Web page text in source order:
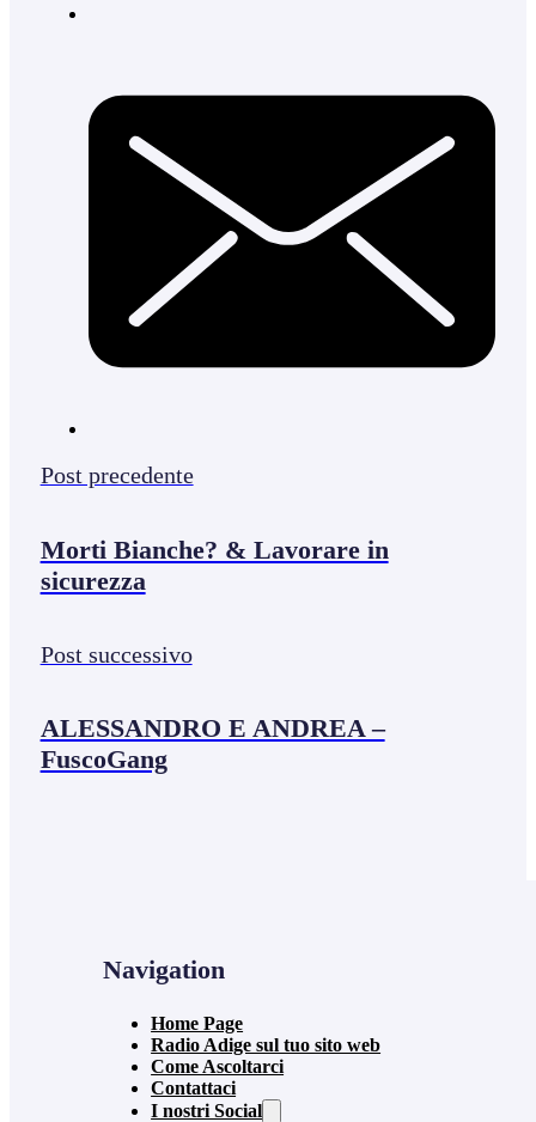
Post precedente
Morti Bianche? & Lavorare in
sicurezza
Post successivo
ALESSANDRO E ANDREA –
FuscoGang
Navigation
Home Page
Radio Adige sul tuo sito web
Come Ascoltarci
Contattaci
I nostri Social